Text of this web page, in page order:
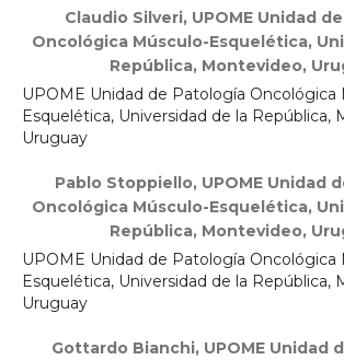
Claudio Silveri, UPOME Unidad
Oncológica Músculo-Esquelética,
República, Montevideo,
UPOME Unidad de Patología Oncológica
Esquelética, Universidad de la República,
Uruguay
Pablo Stoppiello, UPOME Unidad
Oncológica Músculo-Esquelética,
República, Montevideo,
UPOME Unidad de Patología Oncológica
Esquelética, Universidad de la República,
Uruguay
Gottardo Bianchi, UPOME Unidad